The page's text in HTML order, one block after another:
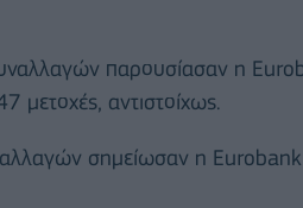
παρουσίασαν η
αντιστοίχως.
σημείωσαν η